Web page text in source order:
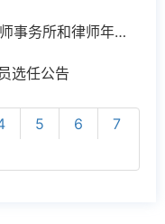
潜江市司法局关于2024年度律师事务所和律师年度考核结果的公示
选任公告
5 6
7